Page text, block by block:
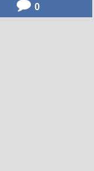
0